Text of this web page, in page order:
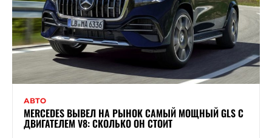
АВТО
MERCEDES ВЫВЕЛ НА РЫНОК САМЫЙ МОЩНЫЙ GLS С
ДВИГАТЕЛЕМ V8: СКОЛЬКО ОН СТОИТ